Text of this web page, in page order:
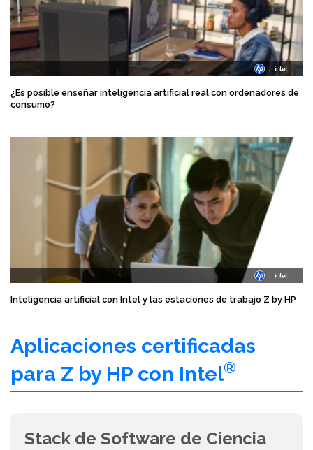
¿Es posible enseñar inteligencia artificial real con ordenadores de
consumo?
Inteligencia artificial con Intel y las estaciones de trabajo Z by HP
Aplicaciones certificadas
para Z by HP con Intel®
Stack de Software de Ciencia